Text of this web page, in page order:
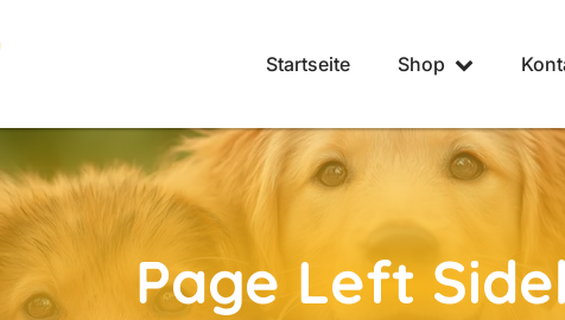
Startseite Shop
Page Left